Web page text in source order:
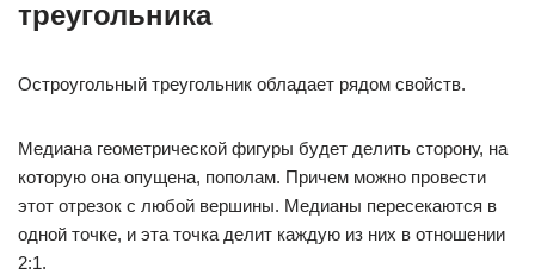
треугольника
Остроугольный треугольник обладает рядом свойств.
Медиана геометрической фигуры будет делить сторону, на
которую она опущена, пополам. Причем можно провести
этот отрезок с любой вершины. Медианы пересекаются в
одной точке, и эта точка делит каждую из них в отношении
2:1.